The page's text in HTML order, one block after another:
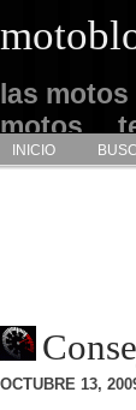
las
motos…
INICIO
OCTUBRE 13,